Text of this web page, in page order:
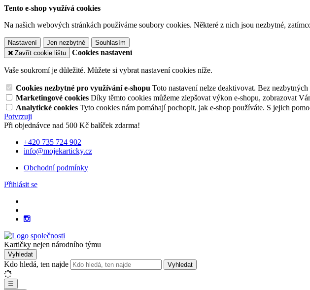
Tento e-shop využívá cookies
Na našich webových stránkách používáme soubory cookies. Některé z nich jsou nezbytné,
Nastavení Jen nezbytné
Souhlasím
Zavřít cookie lištu
Cookies nastavení
Vaše soukromí je důležité. Můžete si vybrat nastavení cookies níže.
Cookies nezbytné pro využívání e-shopu Toto nastavení nelze deaktivovat. Bez
Marketingové cookies Díky těmto cookies můžeme zlepšovat výkon e-shopu, zobrazovat
Analytické cookies Tyto cookies nám pomáhají pochopit, jak e-shop používáte. S jejich
Potvrzuji
Při objednávce nad 500 Kč balíček zdarma!
+420 735 724 902
info@mojekarticky.cz
Obchodní podmínky
Přihlásit se
Kartičky nejen národního týmu
Vyhledat
Kdo hledá, ten najde Vyhledat
☰